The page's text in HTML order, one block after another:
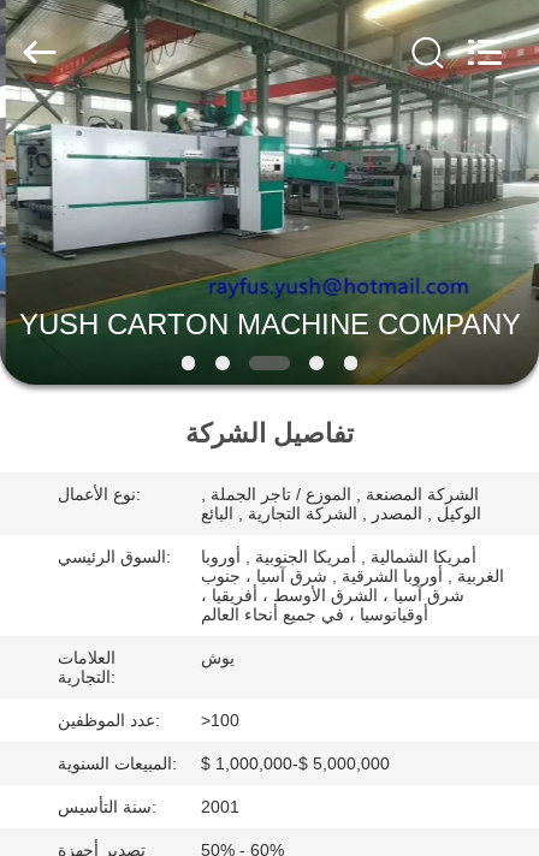
الصفحة
الرئيسية
منتجات
معلومات
عنا
اتصل
العلب
الكرتونية
المزود.
Copyright
©
2020
2023
cartonboxmanufacturingmachine.com.
All
Rights
Reserved.
YUSH CARTON MACHINE COMPANY
تفاصيل الشركة
نوع الأعمال:
الشركة المصنعة , الموزع / تاجر الجملة ,
الوكيل , المصدر , الشركة التجارية , البائع
السوق الرئيسي:
أمريكا الشمالية , أمريكا الجنوبية , أوروبا
الغربية , أوروبا الشرقية , شرق آسيا ، جنوب
شرق آسيا ، الشرق الأوسط ، أفريقيا ،
أوقيانوسيا ، في جميع أنحاء العالم
العلامات
التجارية:
يوش
عدد الموظفين: >100
المبيعات السنوية: $ 1,000,000-$ 5,000,000
سنة التأسيس: 2001
تصدير أجهزة
50% - 60%